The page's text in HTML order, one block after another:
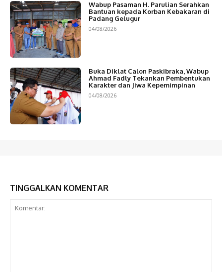
Wabup Pasaman H. Parulian Serahkan
Bantuan kepada Korban Kebakaran di
Padang Gelugur
04/08/2026
Buka Diklat Calon Paskibraka, Wabup
Ahmad Fadly Tekankan Pembentukan
Karakter dan Jiwa Kepemimpinan
04/08/2026
TINGGALKAN KOMENTAR